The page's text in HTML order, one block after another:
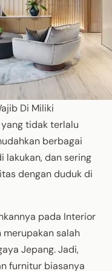
Di Miliki
tidak terlalu
berbagai
lakukan, dan sering
dengan duduk di
pada Interior
merupakan salah
Jepang. Jadi,
furnitur biasanya